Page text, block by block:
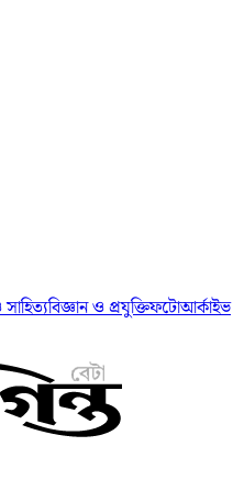
বিজ্ঞান ও প্রযুক্তিফটোআর্কাইভ